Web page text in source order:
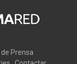
de Prensa